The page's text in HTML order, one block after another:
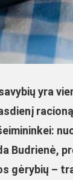
yra
gėrybių –